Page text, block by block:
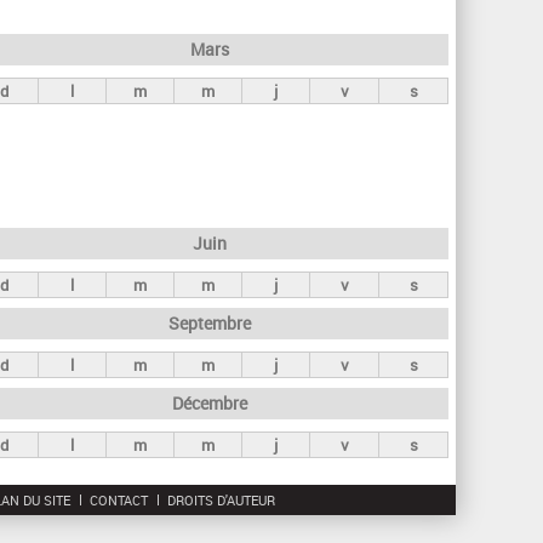
r
c
Mars
d l m m j v s
Juin
d l m m j v s
Septembre
d l m m j v s
Décembre
d l m m j v s
DU SITE CONTACT DROITS D'AUTEUR